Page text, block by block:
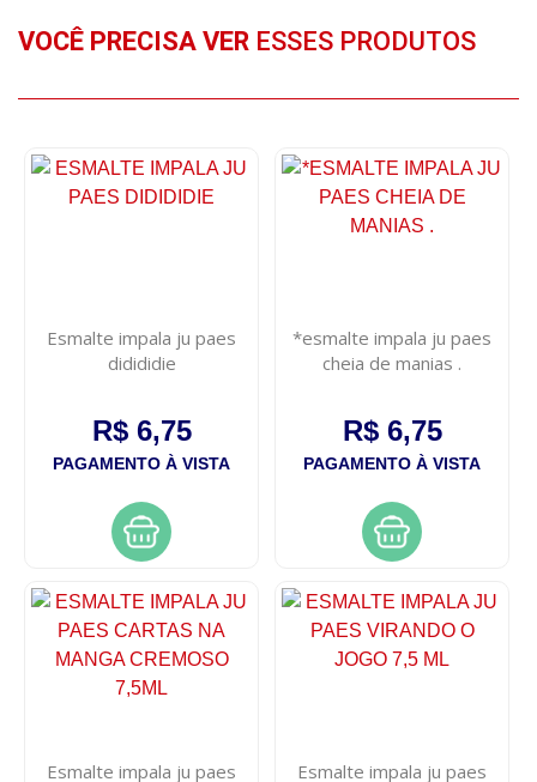
VOCÊ PRECISA VER ESSES PRODUTOS
Esmalte impala ju paes
didididie
R$ 6,75
PAGAMENTO À VISTA
*esmalte impala ju paes
cheia de manias .
R$ 6,75
PAGAMENTO À VISTA
Esmalte impala ju paes
Esmalte impala ju paes